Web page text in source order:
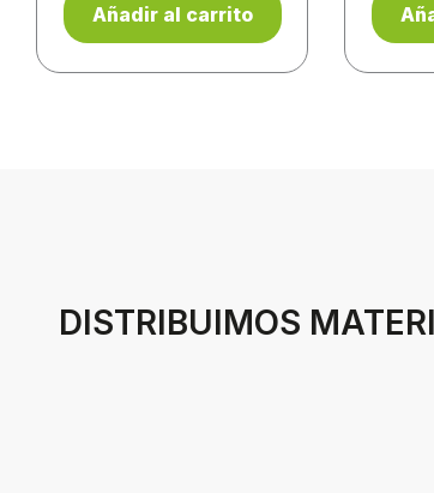
Añadir al carrito
DISTRIBUIMOS